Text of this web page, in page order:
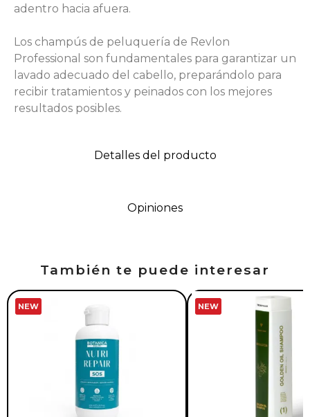
Detalles del producto
Opiniones
adentro hacia afuera.
Los champús de peluquería de Revlon
Professional son fundamentales para garantizar un
lavado adecuado del cabello, preparándolo para
recibir tratamientos y peinados con los mejores
resultados posibles.
También te puede interesar
NEW NEW